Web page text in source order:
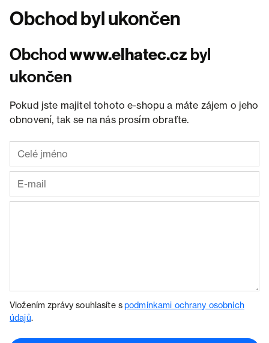
Obchod byl ukončen
Obchodwww.elhatec.cz byl
ukončen
Pokud jste majitel tohoto e-shopu a máte zájem o jeho
obnovení, tak se na nás prosím obraťte.
Vložením zprávy souhlasíte spodmínkami ochrany osobních
údajů.